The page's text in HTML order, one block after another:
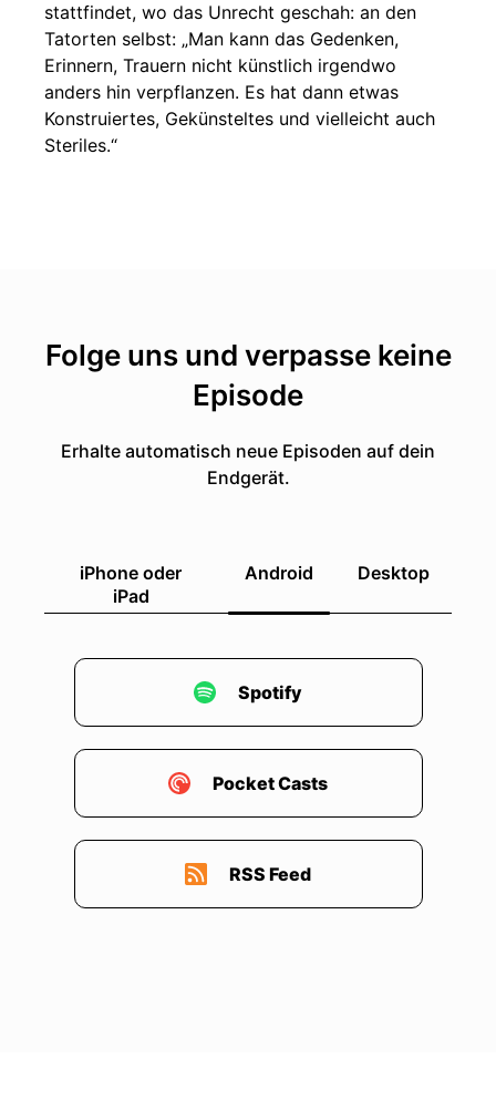
stattfindet, wo das Unrecht geschah: an den
Tatorten selbst: „Man kann das Gedenken,
Erinnern, Trauern nicht künstlich irgendwo
anders hin verpflanzen. Es hat dann etwas
Konstruiertes, Gekünsteltes und vielleicht auch
Steriles.“
Folge uns und verpasse keine
Episode
Erhalte automatisch neue Episoden auf dein
Endgerät.
iPhone oder
iPad
Android Desktop
Spotify
Pocket Casts
RSS Feed